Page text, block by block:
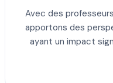
Avec des
apportons des
ayant un impact